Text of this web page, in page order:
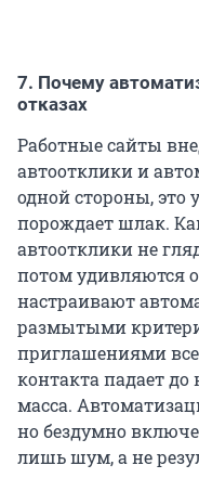
7. Почему
отказах
Работные сайты
автоотклики и
одной стороны, это
порождает шлак.
автоотклики не
потом удивляются
настраивают
размытыми
приглашениями
контакта падает до
масса.
но бездумно
лишь шум, а не